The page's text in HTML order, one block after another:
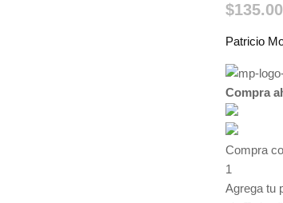
$135.00
Patricio
Compra
Compra
1
Agrega tu